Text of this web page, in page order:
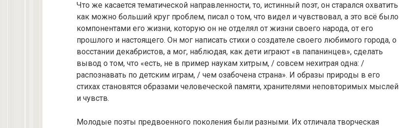
Что же касается тематической направленности, то, истинный поэт, он старался охватить
как можно больший круг проблем, писал о том, что видел и чувствовал, а это всё было
компонентами его жизни, которую он не отделял от жизни своего народа, от его
прошлого и настоящего. Он мог написать стихи о создателе своего любимого города, о
восстании декабристов, а мог, наблюдая, как дети играют «в папанинцев», сделать
вывод о том, что «есть, не в пример наукам хитрым, / совсем нехитрая одна: /
распознавать по детским играм, / чем озабочена страна». И образы природы в его
стихах становятся образами человеческой памяти, хранителями неповторимых мыслей
и чувств.
Молодые поэты предвоенного поколения были разными. Их отличала творческая